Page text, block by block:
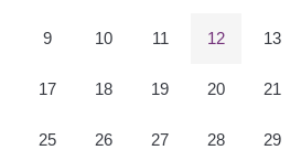
9 10 11 12 13
17 18 19 20 21
25 26 27 28 29